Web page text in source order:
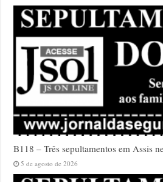
B118 – Três sepultamentos em Assis
5 de agosto de 2026